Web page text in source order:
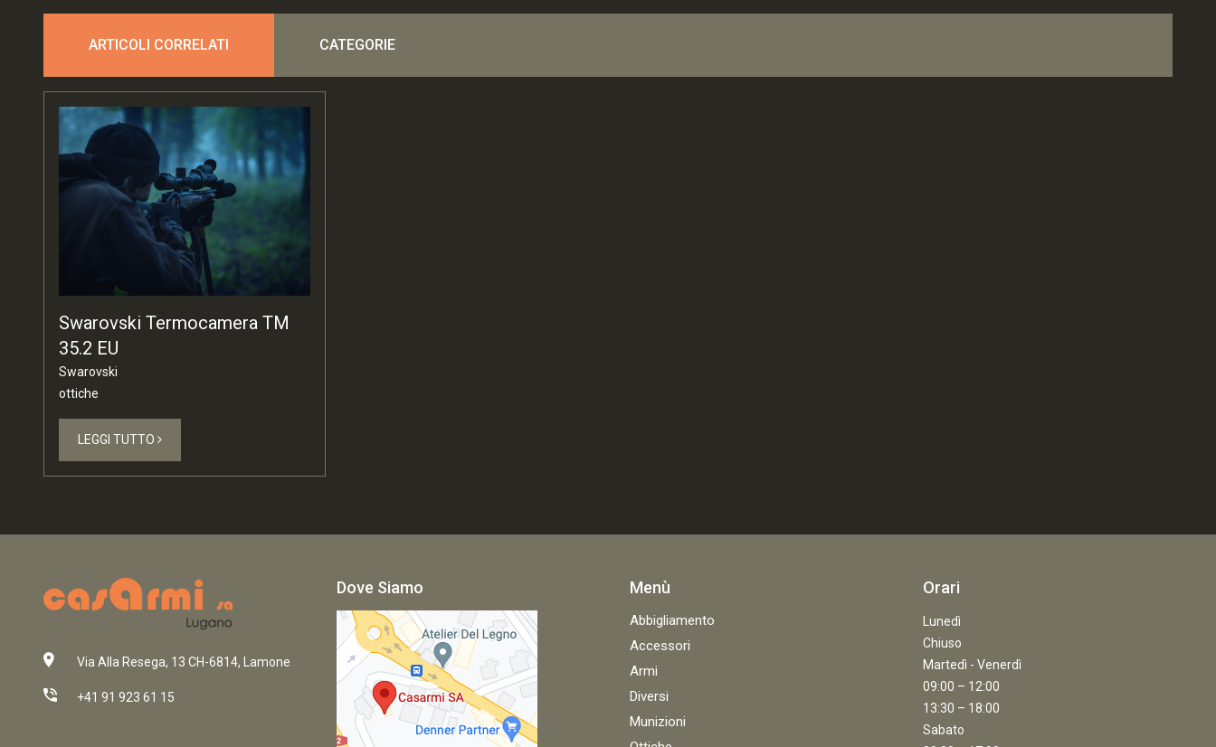
ARTICOLI CORRELATI CATEGORIE
Swarovski Termocamera TM
35.2 EU
Swarovski
ottiche
LEGGI TUTTO
Via Alla Resega, 13 CH-6814, Lamone
+41 91 923 61 15
Dove Siamo Menù
Abbigliamento
Accessori
Armi
Diversi
Munizioni
Orari
Lunedì
Chiuso
Martedì - Venerdì
09:00 – 12:00
13:30 – 18:00
Sabato